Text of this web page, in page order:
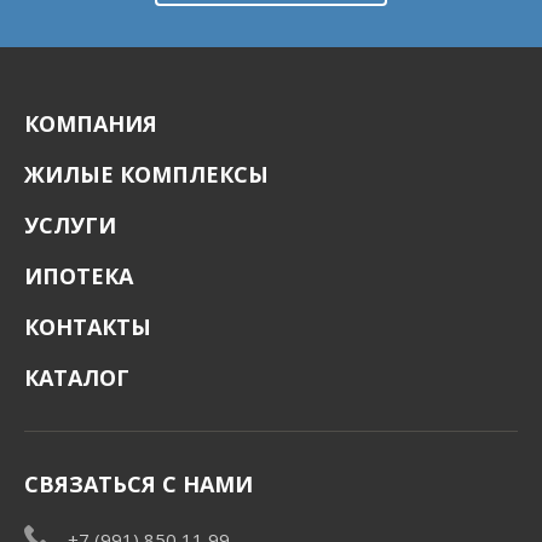
КОМПАНИЯ
ЖИЛЫЕ КОМПЛЕКСЫ
УСЛУГИ
ИПОТЕКА
КОНТАКТЫ
КАТАЛОГ
СВЯЗАТЬСЯ С НАМИ